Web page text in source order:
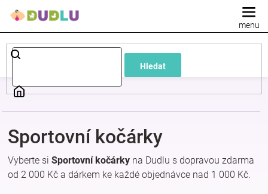
Hledat
Dětské
a
kojenecké
oblečení
Pokojíček
Sportovní kočárky
Vyberte si Sportovní kočárky na Dudlu s dopravou zdarma
od 2 000 Kč a dárkem ke každé objednávce nad 1 000 Kč.